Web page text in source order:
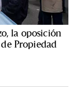
la oposición
Propiedad